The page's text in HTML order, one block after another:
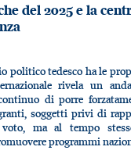
del 2025 e la
politico tedesco ha le
rivela un
di porre
soggetti privi di
ma al tempo
programmi